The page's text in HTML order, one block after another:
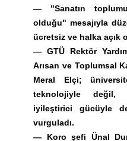
— "Sanatın
olduğu" mesajıyla
ücretsiz ve halka açık
— GTÜ Rektör
Arısan ve Toplumsal
Meral Elçi;
teknolojiyle değil,
iyileştirici gücüyle
vurguladı.
— Koro şefi Ünal